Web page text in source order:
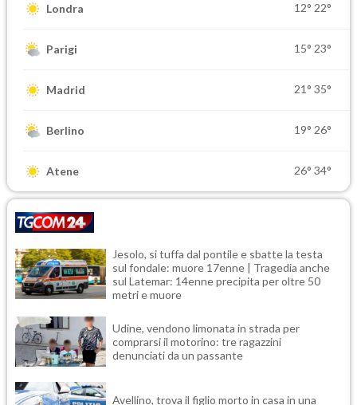
Londra 12° 22°
Parigi 15° 23°
Madrid 21° 35°
Berlino 19° 26°
Atene 26° 34°
Jesolo, si tuffa dal pontile e sbatte la testa
sul fondale: muore 17enne | Tragedia anche
sul Latemar: 14enne precipita per oltre 50
metri e muore
Udine, vendono limonata in strada per
comprarsi il motorino: tre ragazzini
denunciati da un passante
Avellino, trova il figlio morto in casa in una